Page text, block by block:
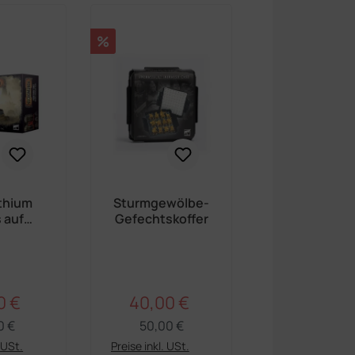
auf
€
€
Rabatt
%
Sturmgewölbe-
Gefechtskoffer
Verkaufspreis:
40,00 €
50,00 €
Preise inkl. USt.